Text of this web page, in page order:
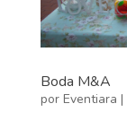
Boda M&A
por Eventiara |